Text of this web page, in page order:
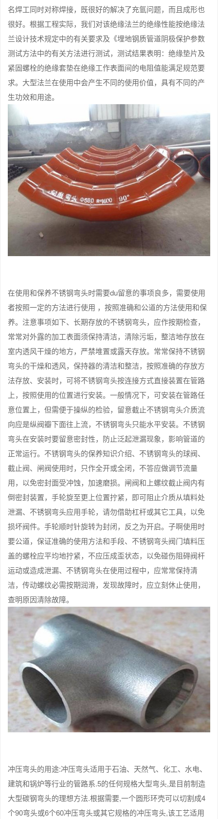
名焊工同时对称焊接，既很好的解决了充氩问题，而且成形也
很好。根据工程实际，我们对该绝缘法兰的绝缘性能按绝缘法
兰设计技术规定中的有关要求及《埋地钢质管道阴极保护参数
测试方法中的有关方法进行测试，测试结果表明：绝缘垫片及
紧固螺栓的绝缘套垫在绝缘工作表面间的电阻值能满足规范要
求。大型法兰在使用中会产生不同的使用价值，具有不同的产
生功效和用途。
在使用和保养不锈钢弯头时需要du留意的事项良多，需要使用
者按照一定的方法进行使用 ，按照准确和公道的方法使用和保
养。注意事项如下、长期存放的不锈钢弯头，应作按期检查，
常常对外露的加工表面须保持清洁，清除污垢，整洁地存放在
室内透风干燥的地方，严禁堆置或露天存放。常常保持不锈钢
弯头的干燥和透风，保持器的清洁和整洁，按照准确的存放方
法存放、安装时，可将不锈钢弯头按连接方式直接装置在管路
上，按照使用的位置进行安装。一般情况下，可安装在管路任
意位置上，但需便于操纵的检验，留意截止不锈钢弯头介质流
向应是纵阀瓣下面往上流，不锈钢弯头只能水平安装。不锈钢
弯头在安装时要留意密封性，防止泛起泄漏现象，影响管道的
正常运行。不锈钢弯头的保养知识介绍、不锈钢弯头的球阀、
截止阀、闸阀使用时，只作全开或全闭，不答应做调节流量
用，以免密封面受冲蚀，加速磨损。闸阀和上螺纹截止阀内有
倒密封装置，手轮旋至更上位置拧紧，即可阻止介质从填料处
泄漏、不锈钢弯头应用手轮，请勿借助杠杆或其它工具，以免
损坏阀件。手轮顺时针旋转为封闭，反之为开启。子啊使用时
要公道，保证准确的使用方法和手段、不锈钢弯头阀门填料压
盖的螺栓应平均地拧紧，不应压成歪状态，以免碰伤阻碍阀杆
运动或造成泄漏、不锈钢弯头在使用过程中，应常常保持清
洁，传动螺纹必需按期润滑，发现故障时，应立刻休止使用，
查明原因清除故障。
冲压弯头的用途:冲压弯头适用于石油、天然气、化工、水电、
建筑和锅炉等行业的管路系.5的任何规格大型弯头,是目前制造
大型碳钢弯头的理想方法.根据需要,一个圆形环壳可以切割成4
个90弯头或6个60冲压弯头或其它规格的冲压弯头,该工艺适用